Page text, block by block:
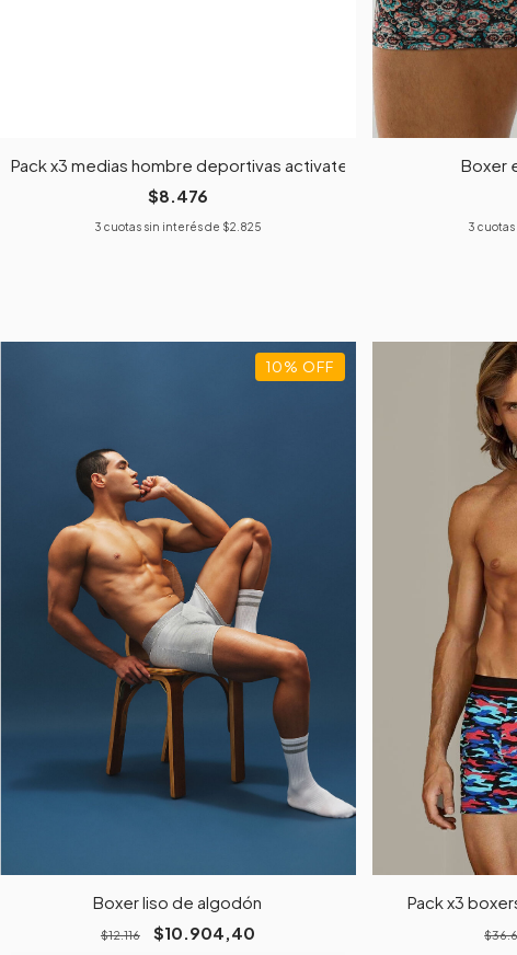
Pack x3 medias hombre deportivas activate surtidas
$8.476
3 cuotas sin interés de $2.825
Boxer
3
10% OFF
Boxer liso de algodón
$12.116 $10.904,40
Pack x3